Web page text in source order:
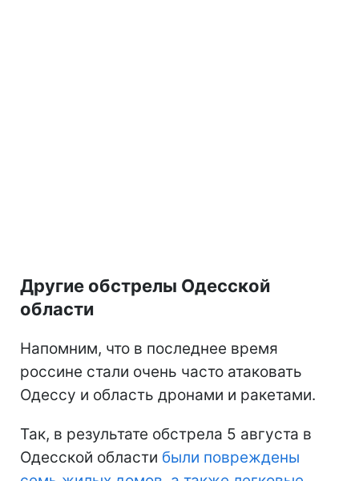
Другие обстрелы Одесской
области
Напомним, что в последнее время
россине стали очень часто атаковать
Одессу и область дронами и ракетами.
Так, в результате обстрела 5 августа в
Одесской области были повреждены